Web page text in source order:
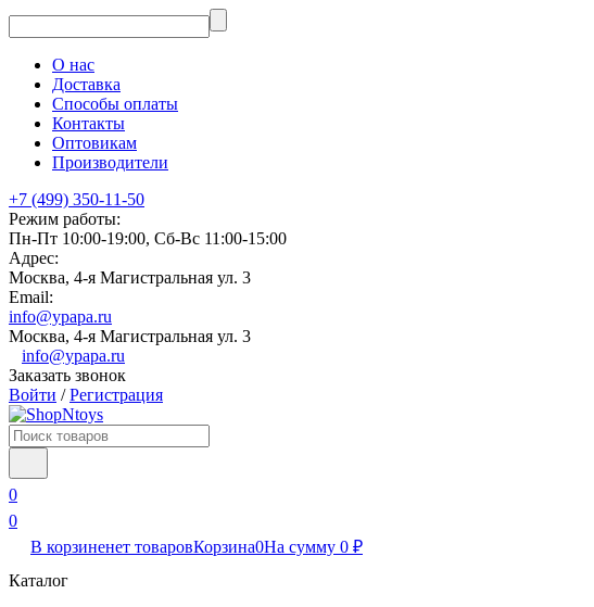
О нас
Доставка
Способы оплаты
Контакты
Оптовикам
Производители
+7 (499) 350-11-50
Режим работы:
Пн-Пт 10:00-19:00, Сб-Вс 11:00-15:00
Адрес:
Москва, 4-я Магистральная ул. 3
Email:
info@ypapa.ru
Москва, 4-я Магистральная ул. 3
info@ypapa.ru
Заказать звонок
Войти /Регистрация
0
0
В корзиненет товаровКорзина0На сумму 0 ₽
Каталог